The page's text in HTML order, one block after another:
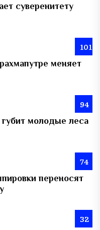
суверенитету
101
меняет
94
молодые леса
74
переносят
32